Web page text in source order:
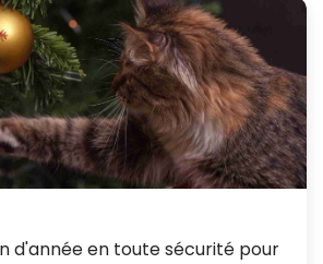
d'année en toute sécurité pour